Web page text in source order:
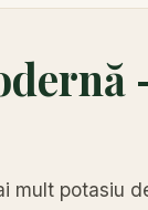
mult potasiu